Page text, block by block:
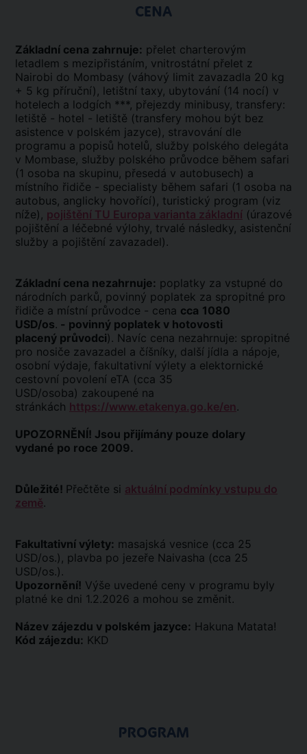
CENA
Základní cena zahrnuje: přelet charterovým
letadlem s mezipřistáním, vnitrostátní přelet z
Nairobi do Mombasy (váhový limit zavazadla 20 kg
+ 5 kg příruční), letištní taxy, ubytování (14 nocí) v
hotelech a lodgích ***, přejezdy minibusy, transfery:
letiště - hotel - letiště (transfery mohou být bez
asistence v polském jazyce), stravování dle
programu a popisů hotelů, služby polského delegáta
v Mombase, služby polského průvodce během safari
(1 osoba na skupinu, přesedá v autobusech) a
místního řidiče - specialisty během safari (1 osoba na
autobus, anglicky hovořící), turistický program (viz
níže), pojištění TU Europa varianta základní (úrazové
pojištění a léčebné výlohy, trvalé následky, asistenční
služby a pojištění zavazadel).
Základní cena nezahrnuje: poplatky za vstupné do
národních parků, povinný poplatek za spropitné pro
řidiče a místní průvodce - cena cca 1080
USD/os. - povinný poplatek v hotovosti
placený průvodci). Navíc cena nezahrnuje: spropitné
pro nosiče zavazadel a číšníky, další jídla a nápoje,
osobní výdaje, fakultativní výlety a elektornické
cestovní povolení eTA (cca 35
USD/osoba) zakoupené na
stránkách https://www.etakenya.go.ke/en .
UPOZORNĚNÍ! Jsou přijímány pouze dolary
vydané po roce 2009.
Důležité! Přečtěte si aktuální podmínky vstupu do
země.
Fakultativní výlety: masajská vesnice (cca 25
USD/os.), plavba po jezeře Naivasha (cca 25
USD/os.).
Upozornění! Výše uvedené ceny v programu byly
platné ke dni 1.2.2026 a mohou se změnit.
Název zájezdu v polském jazyce: Hakuna Matata!
Kód zájezdu: KKD
PROGRAM